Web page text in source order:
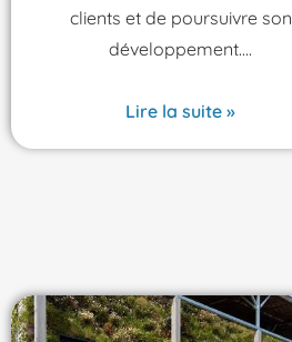
clients et de poursuivre son
développement.
Lire la suite »